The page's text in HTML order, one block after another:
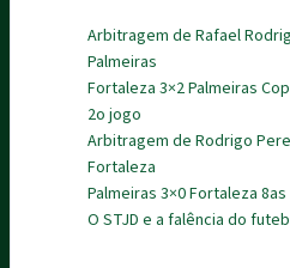
Arbitragem de Rafael
Palmeiras
Fortaleza 3×2 Palmeiras
2o jogo
Arbitragem de Rodrigo
Fortaleza
Palmeiras 3×0 Fortaleza 8as
O STJD e a falência do